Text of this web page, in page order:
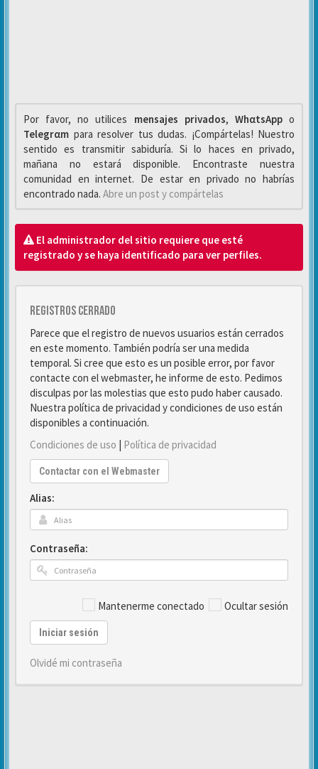
Por favor, no utilices mensajes privados, WhαtsAppo
Telegrαm para resolver tus dudas. ¡Compártelas! Nuestro
sentido es transmitir sabiduría. Si lo haces en privado,
mañana no estará disponible. Encontraste nuestra
comunidad en internet. De estar en privado no habrías
encontrado nada. Abre un post y compártelas
El administrador del sitio requiere que esté
registrado y se haya identificado para ver perfiles.
Registros cerrado
Parece que el registro de nuevos usuarios están cerrados
en este momento. También podría ser una medida
temporal. Si cree que esto es un posible error, por favor
contacte con el webmaster, he informe de esto. Pedimos
disculpas por las molestias que esto pudo haber causado.
Nuestra política de privacidad y condiciones de uso están
disponibles a continuación.
Condiciones de uso | Política de privacidad
Contactar con el Webmaster
Alias:
Contraseña:
Mantenerme conectado Ocultar sesión
Iniciar sesión
Olvidé mi contraseña